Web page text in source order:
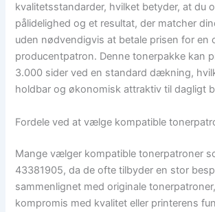
kvalitetsstandarder, hvilket betyder, at du
pålidelighed og et resultat, der matcher
uden nødvendigvis at betale prisen for en
producentpatron. Denne tonerpakke kan
3.000 sider ved en standard dækning,
holdbar og økonomisk attraktiv til dagligt
Fordele ved at vælge kompatible
Mange vælger kompatible tonerpatroner
43381905, da de ofte tilbyder en stor
sammenlignet med originale
kompromis med kvalitet eller printerens